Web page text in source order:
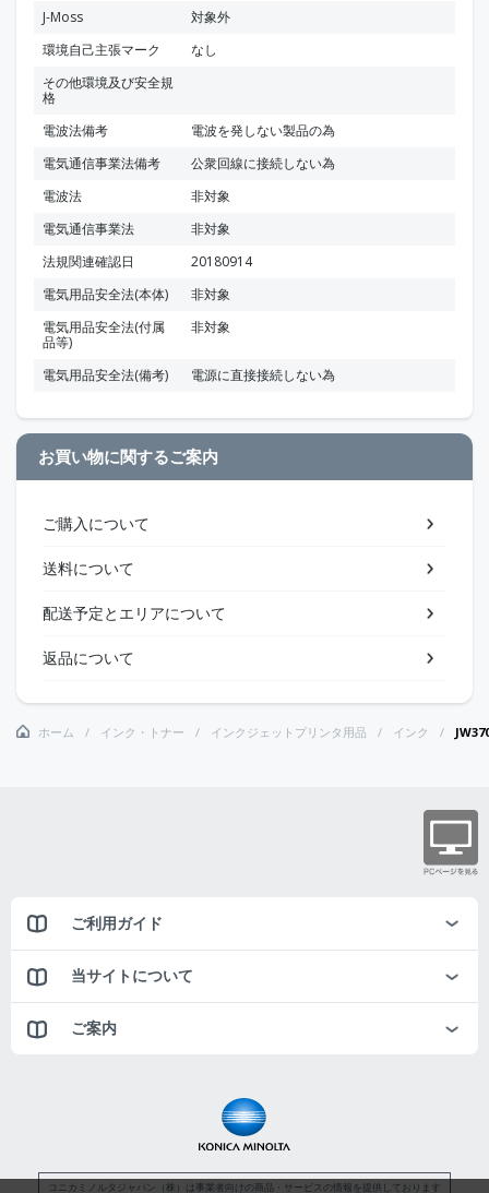
J-Moss
対象外
環境自己主張マーク
なし
その他環境及び安全規
格
電波法備考
電波を発しない製品の為
電気通信事業法備考
公衆回線に接続しない為
電波法
非対象
電気通信事業法
非対象
法規関連確認日
20180914
電気用品安全法(本体)
非対象
電気用品安全法(付属
品等)
非対象
電気用品安全法(備考) 電源に直接接続しない為
お買い物に関するご案内
ご購入について
送料について
配送予定とエリアについて
返品について
ホーム インク・トナー インクジェットプリンタ用品 インク
ご利用ガイド
当サイトについて
ご案内
コニカミノルタジャパン（株）は事業者向けの商品・サービスの情報を提供しております